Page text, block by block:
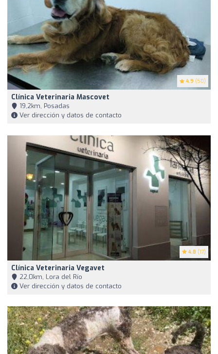
4.9 (50)
Clínica Veterinaria Mascovet
19,2km, Posadas
Ver dirección y datos de contacto
4.8 (17)
Clínica Veterinaria Vegavet
22,0km, Lora del Río
Ver dirección y datos de contacto